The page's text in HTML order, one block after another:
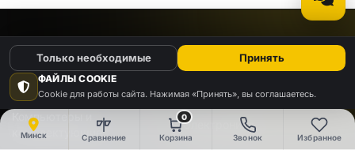
Минск Сравнение
0
Корзина Звонок Избранное
КАТАЛОГ
Видео Аудио
Компьютеры и
комплектующие
Электроника
ФАЙЛЫ COOKIE
Cookie для работы сайта. Нажимая «Принять», вы соглашаетесь.
Только необходимые Принять